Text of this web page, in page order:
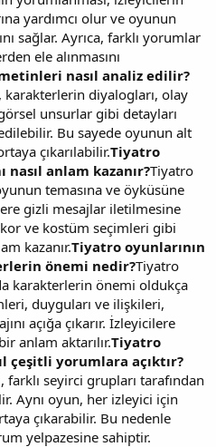
yardımcı olur ve oyunun
sağlar. Ayrıca, farklı yorumlar
ele alınmasını
nasıl analiz edilir?
diyalogları, olay
unsurlar gibi detayları
Bu sayede oyunun alt
çıkarılabilir.Tiyatro
nasıl anlam kazanır?Tiyatro
temasına ve öyküsüne
gizli mesajlar iletilmesine
ve kostüm seçimleri gibi
kazanır.Tiyatro oyunlarının
önemi nedir?Tiyatro
karakterlerin önemi oldukça
duyguları ve ilişkileri,
açığa çıkarır. İzleyicilere
anlam aktarılır.Tiyatro
çeşitli yorumlara açıktır?
farklı seyirci grupları tarafından
Aynı oyun, her izleyici için
çıkarabilir. Bu nedenle
yelpazesine sahiptir.